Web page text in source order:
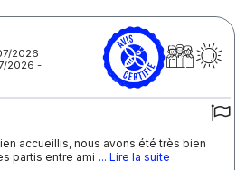
2026
2026 -
accueillis, nous avons été très bien
partis entre ami ... Lire la suite